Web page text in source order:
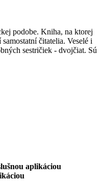
podobe. Kniha, na ktorej
čitatelia. Veselé i
sestričiek - dvojčiat. Sú
aplikáciou